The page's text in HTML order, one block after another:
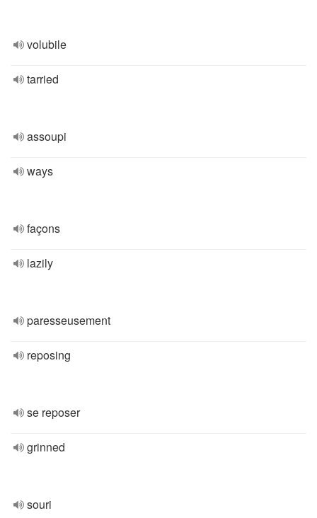
volubile
tarried
assoupi
ways
façons
lazily
paresseusement
reposing
se reposer
grinned
souri